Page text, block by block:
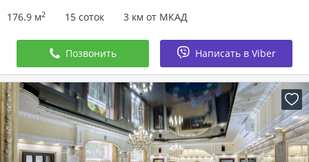
176.9 м2 15 соток 3 км от МКАД
Позвонить Написать в Viber